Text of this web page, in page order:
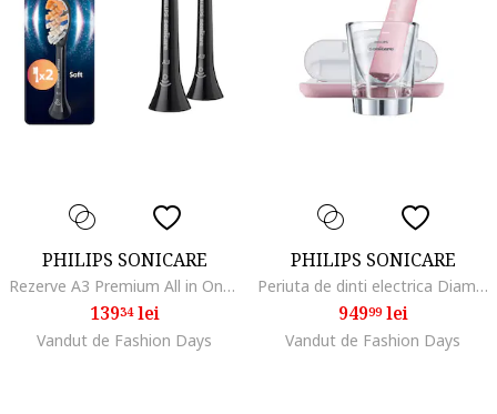
PHILIPS SONICARE
Rezerve A3 Premium All in One HX9092/88, pachet de 2 capete de periere standard, sincronizarea modurilor BrushSync, Negru
13934lei
Vandut de Fashion Days
PHILIPS SONICARE
Periuta de dinti electrica DiamondClean 5 moduri, 2 capete fdsave32` periere, Numar de miscari/minut 62000, Roz
94999lei
Vandut de Fashion Days